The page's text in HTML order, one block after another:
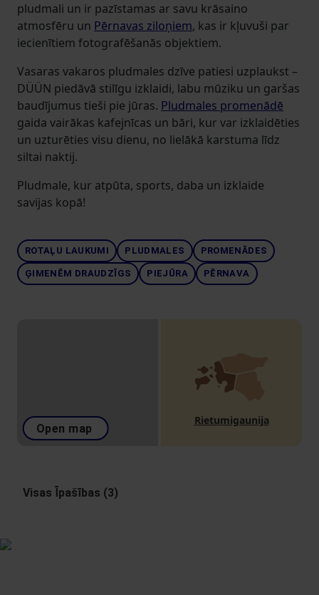
pludmali un ir pazīstamas ar savu krāsaino
atmosfēru un Pērnavas ziloņiem, kas ir kļuvuši par
iecienītiem fotografēšanās objektiem.
Vasaras vakaros pludmales dzīve patiesi uzplaukst –
DÜÜN piedāvā stilīgu izklaidi, labu mūziku un garšas
baudījumus tieši pie jūras. Pludmales promenādē
gaida vairākas kafejnīcas un bāri, kur var izklaidēties
un uzturēties visu dienu, no lielākā karstuma līdz
siltai naktij.
Pludmale, kur atpūta, sports, daba un izklaide
savijas kopā!
ROTAĻU LAUKUMI PLUDMALES PROMENĀDES
ĢIMENĒM DRAUDZĪGS PIEJŪRA PĒRNAVA
Open map
Rietumigaunija
Visas Īpašības (3)